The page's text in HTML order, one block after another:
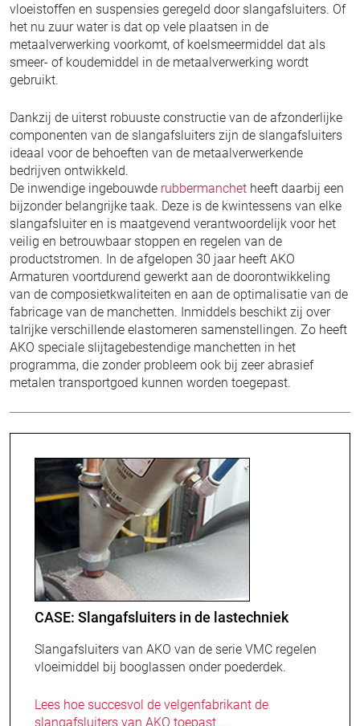
vloeistoffen en suspensies geregeld door slangafsluiters. Of
het nu zuur water is dat op vele plaatsen in de
metaalverwerking voorkomt, of koelsmeermiddel dat als
smeer- of koudemiddel in de metaalverwerking wordt
gebruikt.
Dankzij de uiterst robuuste constructie van de afzonderlijke
componenten van de slangafsluiters zijn de slangafsluiters
ideaal voor de behoeften van de metaalverwerkende
bedrijven ontwikkeld.
De inwendige ingebouwde rubbermanchet heeft daarbij een
bijzonder belangrijke taak. Deze is de kwintessens van elke
slangafsluiter en is maatgevend verantwoordelijk voor het
veilig en betrouwbaar stoppen en regelen van de
productstromen. In de afgelopen 30 jaar heeft AKO
Armaturen voortdurend gewerkt aan de doorontwikkeling
van de composietkwaliteiten en aan de optimalisatie van de
fabricage van de manchetten. Inmiddels beschikt zij over
talrijke verschillende elastomeren samenstellingen. Zo heeft
AKO speciale slijtagebestendige manchetten in het
programma, die zonder probleem ook bij zeer abrasief
metalen transportgoed kunnen worden toegepast.
CASE: Slangafsluiters in de lastechniek
Slangafsluiters van AKO van de serie VMC regelen
vloeimiddel bij booglassen onder poederdek.
Lees hoe succesvol de velgenfabrikant de
slangafsluiters van AKO toepast ...